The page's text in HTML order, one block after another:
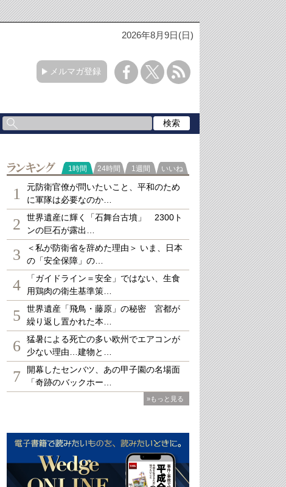
2026年8月9日(日)
メルマガ登録
ランキング
1時間 24時間 1週間 いいね
1
元防衛官僚が問いたいこと、平和のため
に軍隊は必要なのか…
2
世界遺産に輝く「石舞台古墳」 2300ト
ンの巨石が露出…
3
＜私が防衛省を辞めた理由＞ いま、日本
の「安全保障」の…
4
「ガイドライン＝安全」ではない、生食
用鶏肉の衛生基準策…
5
世界遺産「飛鳥・藤原」の秘密 宮都が
繰り返し置かれた本…
6
猛暑による死亡の多い欧州でエアコンが
少ない理由…建物と…
7
開幕したセンバツ、あの甲子園の名場面
「奇跡のバックホー…
»もっと見る